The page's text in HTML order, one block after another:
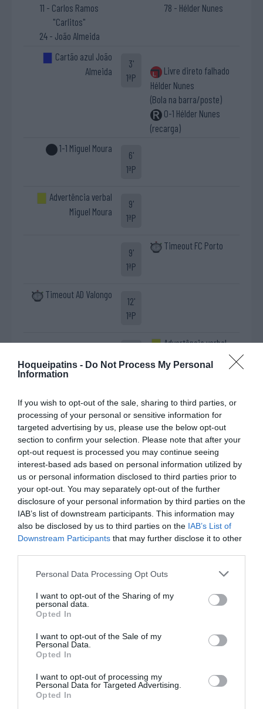
Hoqueipatins - Do Not Process My Personal
Information
If you wish to opt-out of the sale, sharing to third parties, or
processing of your personal or sensitive information for
targeted advertising by us, please use the below opt-out
section to confirm your selection. Please note that after your
opt-out request is processed you may continue seeing
interest-based ads based on personal information utilized by
us or personal information disclosed to third parties prior to
your opt-out. You may separately opt-out of the further
disclosure of your personal information by third parties on the
IAB’s list of downstream participants. This information may
also be disclosed by us to third parties on the IAB’s List of
Downstream Participants that may further disclose it to other
Personal Data Processing Opt Outs
I want to opt-out of the Sharing of my
personal data.
Opted In
I want to opt-out of the Sale of my
Personal Data.
Opted In
I want to opt-out of processing my
Personal Data for Targeted Advertising.
Opted In
11 - Carlos Ramos
"Carlitos"
24 - João Almeida
78 - Hélder Nunes
Cartão azul João
Almeida
3'
1ªP
Livre direto falhado
Hélder Nunes
(Bola na barra/poste)
0-1 Hélder Nunes
(recarga)
1-1 Miguel Moura
6'
1ªP
Advertência verbal
Miguel Moura
9'
1ªP
9'
1ªP
Timeout FC Porto
Timeout AD Valongo
12'
1ªP
1ªP
Advertência verbal
17'
1ªP
1ªP
Timeout FC Porto
Livre direto falhado
Miguel Moura
22'
1ªP
Cartão azul Gonçalo
Alves
Defesa de livre direto
Fim da 1ª parte.
Cinco inicial
30 - Gonçalo "Guga"
6 - Francisco "Xico" Silva
9 - Kyllian Gil
"Carlitos"
24 - João Almeida
parte.
Cinco inicial
7 - Ezequiel "Eze" Mena